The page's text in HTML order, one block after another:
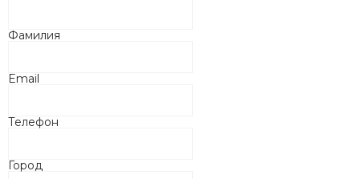
Фамилия
Email
Телефон
Город